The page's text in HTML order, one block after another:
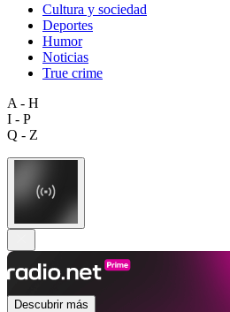
Cultura y sociedad
Deportes
Humor
Noticias
True crime
A - H
I - P
Q - Z
Descubrir más